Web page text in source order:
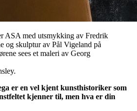
ASA med utsmykking av Fredrik
og skulptur av Pål Vigeland på
sees et maleri av Georg
er en vel kjent kunsthistoriker som
kjenner til, men hva er din